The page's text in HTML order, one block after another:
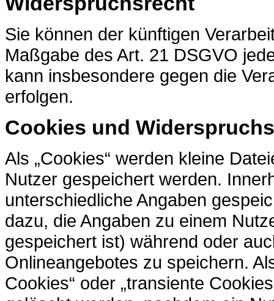
Sie können der künftigen
Maßgabe des Art. 21 DSGVO
kann insbesondere gegen die
erfolgen.
Cookies und
Als „Cookies“ werden kleine
Nutzer gespeichert werden.
unterschiedliche Angaben
dazu, die Angaben zu einem
gespeichert ist) während oder
Onlineangebotes zu speichern.
Cookies“ oder „transiente